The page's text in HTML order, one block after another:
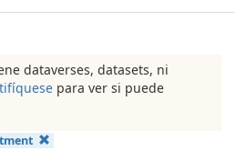
dataverses, datasets, ni
para ver si puede